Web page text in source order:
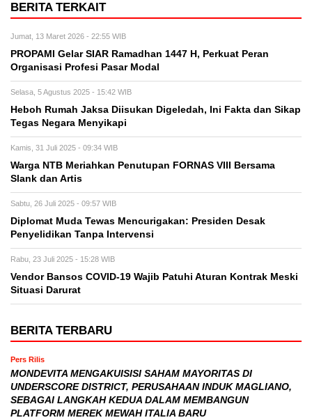
BERITA TERKAIT
Jumat, 13 Maret 2026 - 22:55 WIB
PROPAMI Gelar SIAR Ramadhan 1447 H, Perkuat Peran
Organisasi Profesi Pasar Modal
Selasa, 5 Agustus 2025 - 15:42 WIB
Heboh Rumah Jaksa Diisukan Digeledah, Ini Fakta dan Sikap
Tegas Negara Menyikapi
Kamis, 31 Juli 2025 - 09:34 WIB
Warga NTB Meriahkan Penutupan FORNAS VIII Bersama
Slank dan Artis
Sabtu, 26 Juli 2025 - 09:57 WIB
Diplomat Muda Tewas Mencurigakan: Presiden Desak
Penyelidikan Tanpa Intervensi
Rabu, 23 Juli 2025 - 15:28 WIB
Vendor Bansos COVID-19 Wajib Patuhi Aturan Kontrak Meski
Situasi Darurat
BERITA TERBARU
Pers Rilis
MONDEVITA MENGAKUISISI SAHAM MAYORITAS DI
UNDERSCORE DISTRICT, PERUSAHAAN INDUK MAGLIANO,
SEBAGAI LANGKAH KEDUA DALAM MEMBANGUN
PLATFORM MEREK MEWAH ITALIA BARU